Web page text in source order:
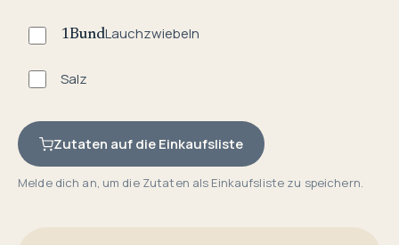
1BundLauchzwiebeln
Salz
Zutaten auf die Einkaufsliste
Melde dich an, um die Zutaten als Einkaufsliste zu speichern.